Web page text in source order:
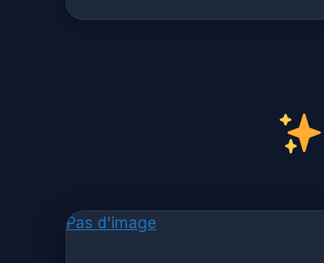
Pas d'image